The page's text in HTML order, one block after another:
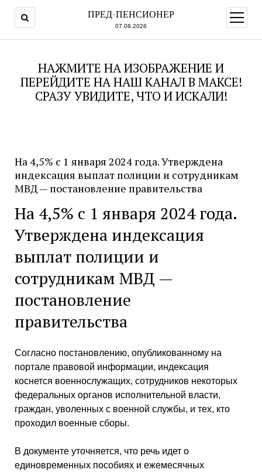
ПРЕД-ПЕНСИОНЕР
07.08.2026
меню
НАЖМИТЕ НА ИЗОБРАЖЕНИЕ И
ПЕРЕЙДИТЕ НА НАШ КАНАЛ В МАКСЕ!
СРАЗУ УВИДИТЕ, ЧТО И ИСКАЛИ!
На 4,5% с 1 января 2024 года. Утверждена
индексация выплат полиции и сотрудникам
МВД — постановление правительства
На 4,5% с 1 января 2024 года.
Утверждена индексация
выплат полиции и
сотрудникам МВД —
постановление
правительства
Согласно постановлению, опубликованному на
портале правовой информации, индексация
коснется военнослужащих, сотрудников некоторых
федеральных органов исполнительной власти,
граждан, уволенных с военной службы, и тех, кто
проходил военные сборы.
В документе уточняется, что речь идет о
единовременных пособиях и ежемесячных